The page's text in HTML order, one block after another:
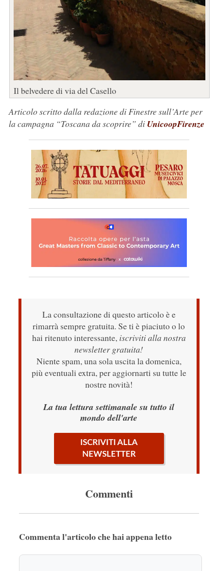
Il belvedere di via del Casello
Articolo scritto dalla redazione di Finestre sull’Arte per
la campagna “Toscana da scoprire” di UnicoopFirenze
La consultazione di questo articolo è e
rimarrà sempre gratuita. Se ti è piaciuto o lo
hai ritenuto interessante, iscriviti alla nostra
newsletter gratuita!
Niente spam, una sola uscita la domenica,
più eventuali extra, per aggiornarti su tutte le
nostre novità!
La tua lettura settimanale su tutto il
mondo dell'arte
ISCRIVITI ALLA
NEWSLETTER
Commenti
Commenta l'articolo che hai appena letto